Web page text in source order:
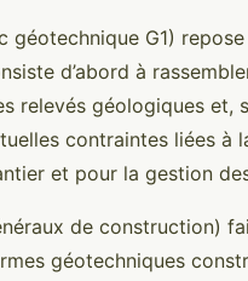
géotechnique G1)
d’abord à
relevés géologiques et,
contraintes liées à
et pour la gestion
de construction)
géotechniques